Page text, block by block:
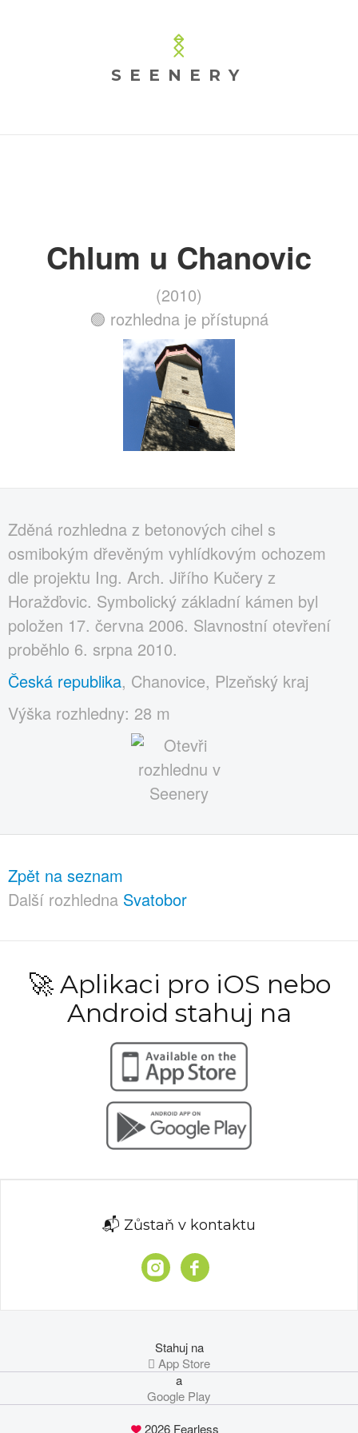
SEENERY
Chlum u Chanovic
(2010)
🟢 rozhledna je přístupná
Zděná rozhledna z betonových cihel s
osmibokým dřevěným vyhlídkovým ochozem
dle projektu Ing. Arch. Jiřího Kučery z
Horažďovic. Symbolický základní kámen byl
položen 17. června 2006. Slavnostní otevření
proběhlo 6. srpna 2010.
Česká republika, Chanovice, Plzeňský kraj
Výška rozhledny: 28 m
Zpět na seznam
Další rozhledna Svatobor
🚀 Aplikaci pro iOS nebo
Android stahuj na
📬 Zůstaň v kontaktu
Stahuj na
 App Store
a
Google Play
2026 Fearless